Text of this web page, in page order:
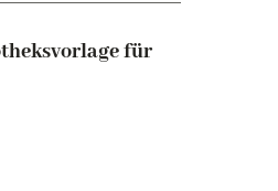
für